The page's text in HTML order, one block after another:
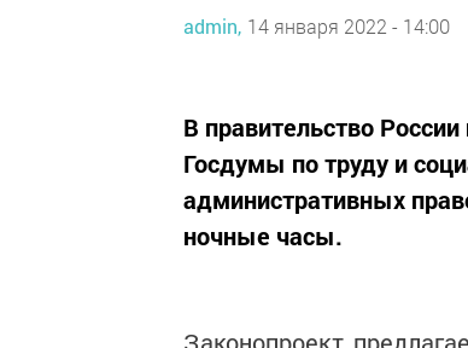
admin, 14 января 2022 - 14:00
В правительство
Госдумы по труду и
административных
ночные часы.